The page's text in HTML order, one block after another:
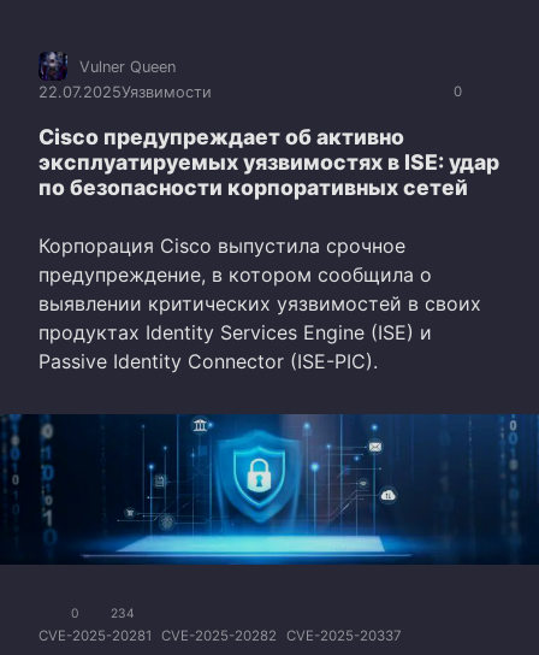
0
Vulner Queen
22.07.2025Уязвимости
Cisco предупреждает об активно
эксплуатируемых уязвимостях в ISE: удар
по безопасности корпоративных сетей
Корпорация Cisco выпустила срочное
предупреждение, в котором сообщила о
выявлении критических уязвимостей в своих
продуктах Identity Services Engine (ISE) и
Passive Identity Connector (ISE-PIC).
0 234
CVE-2025-20281 CVE-2025-20282 CVE-2025-20337